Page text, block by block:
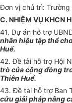
Đơn vị chủ trì:
C. NHIỆM VỤ KHCN
41. Dự án hỗ trợ
nhãn hiệu tập thể
Huế.
42. Đề tài hỗ trợ Hội
trò của cộng đồng
Thiên Huế.
43. Đề tài hỗ trợ Ban
cứu giải pháp nâng